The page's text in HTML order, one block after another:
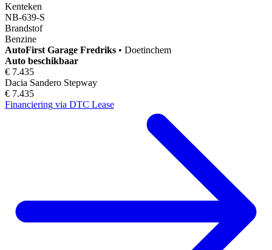
Kenteken
NB-639-S
Brandstof
Benzine
AutoFirst Garage Fredriks • Doetinchem
Auto beschikbaar
€ 7.435
Dacia Sandero Stepway
€ 7.435
Financiering via DTC Lease